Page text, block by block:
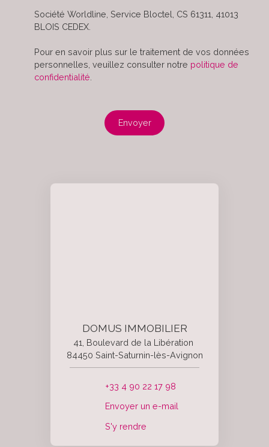
Société Worldline, Service Bloctel, CS 61311, 41013
BLOIS CEDEX.
Pour en savoir plus sur le traitement de vos données
personnelles, veuillez consulter notre politique de
confidentialité
Envoyer
DOMUS IMMOBILIER
41, Boulevard de la Libération
84450 Saint-Saturnin-lès-Avignon
+33 4 90 22 17 98
Envoyer un e-mail
S'y rendre